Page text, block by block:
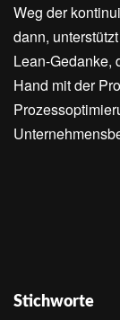
Weg der
dann,
Lean-Gedanke,
Hand mit der
Stichworte